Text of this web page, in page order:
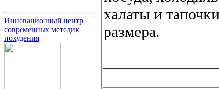
Инновационный центр
современных методик
похудения
халаты и
размера.